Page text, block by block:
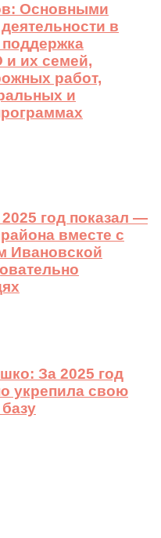
Основными
в
поддержка
и их семей,
работ,
и
год показал —
вместе с
Ивановской
За 2025 год
укрепила свою